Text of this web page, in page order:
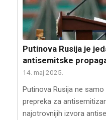
Putinova Rusija je
antisemitske
14. maj 2025.
Putinova Rusija ne
prepreka za
najotrovnijih izvora